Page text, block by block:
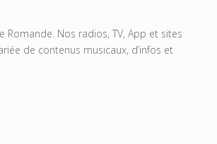
Nos radios, TV, App et sites
de contenus musicaux, d’infos et